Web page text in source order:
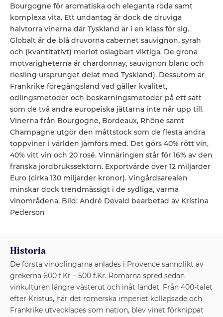
Bourgogne för aromatiska och eleganta röda samt
komplexa vita. Ett undantag är dock de druviga
halvtorra vinerna där Tyskland är i en klass för sig.
Globalt är de blå druvorna cabernet sauvignon, syrah
och (kvantitativt) merlot oslagbart viktiga. De gröna
motvarigheterna är chardonnay, sauvignon blanc och
riesling ursprunget delat med Tyskland). Dessutom är
Frankrike föregångsland vad gäller kvalitet,
odlingsmetoder och beskärningsmetoder på ett sätt
som de två andra europeiska jättarna inte når upp till.
Vinerna från Bourgogne, Bordeaux, Rhône samt
Champagne utgör den måttstock som de flesta andra
toppviner i världen jämförs med. Det görs 40% rött vin,
40% vitt vin och 20 rosé. Vinnäringen står för 16% av den
franska jordbrukssektorn. Exportvärde över 12 miljarder
Euro (cirka 130 miljarder kronor). Vingårdsarealen
minskar dock trendmässigt i de sydliga, varma
vinområdena. Bild: André Devald bearbetad av Kristina
Pederson
Historia
De första vinodlingarna anlades i Provence sannolikt av
grekerna 600 f.Kr – 500 f.Kr. Romarna spred sedan
vinkulturen längre västerut och inåt landet. Från 400-talet
efter Kristus, när det romerska imperiet kollapsade och
Frankrike utvecklades som nation, blev vinet förknippat